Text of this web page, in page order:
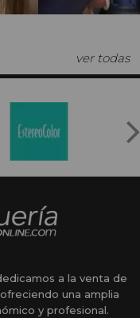
ver todas
a la venta de
una amplia
y profesional.